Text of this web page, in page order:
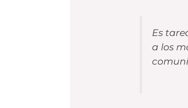
Es
a los